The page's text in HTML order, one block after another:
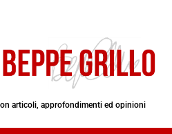
articoli, approfondimenti ed opinioni